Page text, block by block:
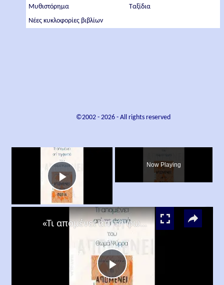
Μυθιστόρημα
Νέες κυκλοφορίες βιβλίων
Ταξίδια
©2002 - 2026- All rights reserved
Play
Video
Now Playing
Play
«Τι απομένει απ’ τη φωτιά», Θωμάς Ψύρρας